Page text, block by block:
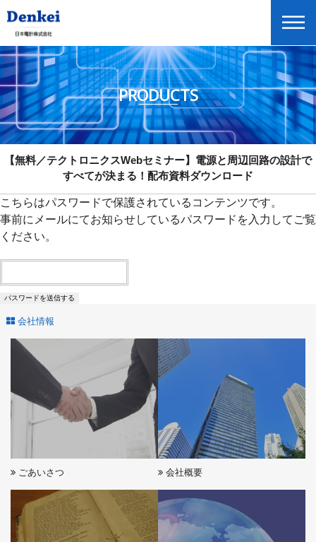
ADAS技術テクノフェア 配布資料ダウンロード
【テクトロニクスセミナー in 名古屋】電源と周辺回路の設計ですべてが
決まる！配布資料ダウンロード
【無料テクトロニクスセミナー】電源と周辺回路の設計ですべてが決ま
る！配布資料ダウンロード
【無料／エックスライトWebセミナー】自動車業界向け 光輝材を用いた
特殊効果塗料の測色およびアピアランス評価セミナー 配布資料ダウン
ロード
【無料／テクシオWebセミナー】EMCプリテスト近傍界測定セミナー
【無料／テクトロニクスWebセミナー】9月17日(木)開催 次世代自動運
【無料／日本NI Webセミナー】初めての自動計測「PXIシステムが現場
を変える」配布資料ダウンロード
【無料／菊水電子工業Webセミナー】キクスイの車載EMCソリューショ
ンオンラインセミナー／車載 EMC とは ?（入門・基礎）配布資料ダウン
ロード
【無料／菊水電子工業Webセミナー】キクスイの車載EMCソリューショ
ンセミナー／EV/PHV の EMC 評価 (ECE R10 規格概要) とクルマの充電
方法や放電方法 配布資料ダウンロード
ンセミナー／車載EMC 試験とはISO7637-2,-3,-4規格最新情報 配布資料
ダウンロード
【興研Webセミナー】コンタミ対策セミナー／最新JIS規格動向と予測さ
PRODUCTS
【無料／テクトロニクスWebセミナー】電源と周辺回路の設計で
すべてが決まる！配布資料ダウンロード
こちらはパスワードで保護されているコンテンツです。
事前にメールにてお知らせしているパスワードを入力してご覧
ください。
会社情報
ごあいさつ 会社概要